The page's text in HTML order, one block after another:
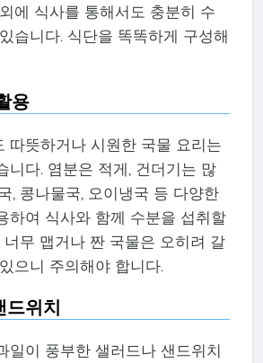
에 식사를 통해서도 충분히 수
습니다. 식단을 똑똑하게 구성해
용
따뜻하거나 시원한 국물 요리는
니다. 염분은 적게, 건더기는 많
, 콩나물국, 오이냉국 등 다양한
하여 식사와 함께 수분을 섭취할
너무 맵거나 짠 국물은 오히려 갈
으니 주의해야 합니다.
드위치
일이 풍부한 샐러드나 샌드위치